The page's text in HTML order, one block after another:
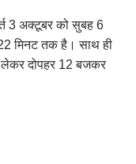
3 अक्टूबर को सुबह 6
मिनट तक है। साथ ही
दोपहर 12 बजकर